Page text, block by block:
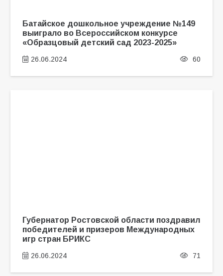
Батайское дошкольное учреждение №149
выиграло во Всероссийском конкурсе
«Образцовый детский сад 2023-2025»
26.06.2024 60
Губернатор Ростовской области поздравил
победителей и призеров Международных
игр стран БРИКС
26.06.2024 71